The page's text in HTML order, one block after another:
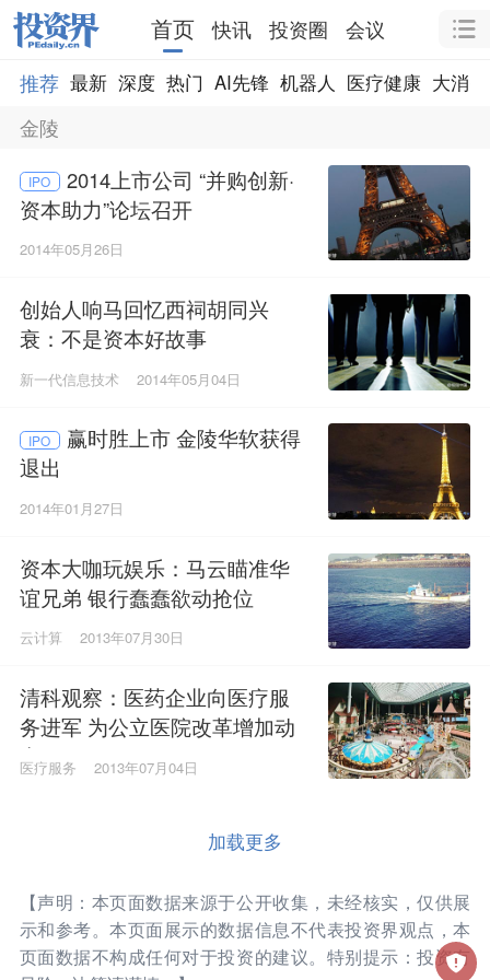
首页 快讯 投资圈
会议
推荐 最新 深度 热门 AI先锋 机器人 医疗健康 大消费
金陵
IPO
2014上市公司 “并购创新·
资本助力”论坛召开
2014年05月26日
创始人响马回忆西祠胡同兴
衰：不是资本好故事
新一代信息技术 2014年05月04日
IPO
赢时胜上市 金陵华软获得
退出
2014年01月27日
资本大咖玩娱乐：马云瞄准华
谊兄弟 银行蠢蠢欲动抢位
云计算 2013年07月30日
清科观察：医药企业向医疗服
务进军 为公立医院改革增加动
力
医疗服务 2013年07月04日
加载更多
【声明：本页面数据来源于公开收集，未经核实，仅供展
示和参考。本页面展示的数据信息不代表投资界观点，本
页面数据不构成任何对于投资的建议。特别提示：投资有